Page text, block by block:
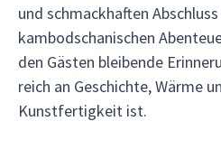
und schmackhaften
kambodschanischen
den Gästen bleibende
reich an Geschichte, Wärme
Kunstfertigkeit ist.